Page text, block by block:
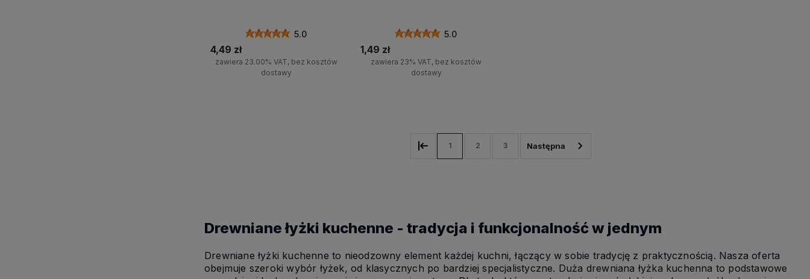
5.0
4,49 zł
zawiera 23.00% VAT, bez kosztów
dostawy
5.0
1,49 zł
zawiera 23% VAT, bez kosztów
dostawy
1 2 3
Drewniane łyżki kuchenne - tradycja i funkcjonalność w jednym
Drewniane łyżki kuchenne to nieodzowny element każdej kuchni, łączący w sobie tradycję z praktycznością. Nasza oferta
obejmuje szeroki wybór łyżek, od klasycznych po bardziej specjalistyczne. Duża drewniana łyżka kuchenna to podstawowe